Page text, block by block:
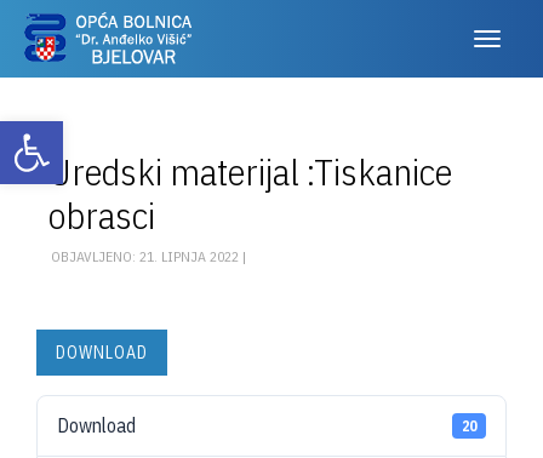
Otvori alatnu traku
Uredski materijal :Tiskanice
obrasci
OBJAVLJENO: 21. LIPNJA 2022 |
DOWNLOAD
Download 20